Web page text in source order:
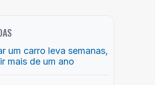
um carro leva semanas,
mais de um ano